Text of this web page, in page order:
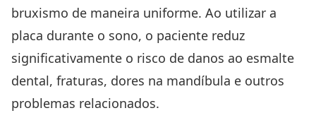
bruxismo de maneira uniforme. Ao utilizar a
placa durante o sono, o paciente reduz
significativamente o risco de danos ao esmalte
dental, fraturas, dores na mandíbula e outros
problemas relacionados.